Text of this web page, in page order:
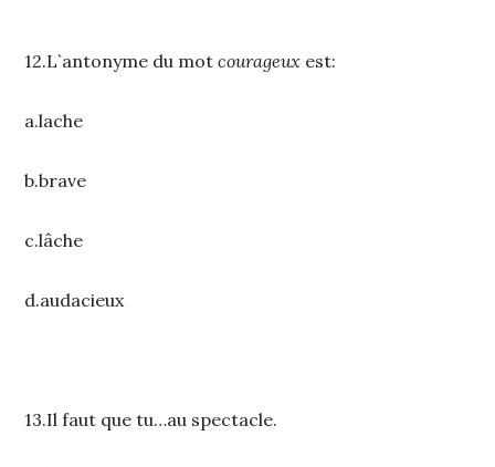
12.L`antonyme du motcourageux est:
a.lache
b.brave
c.lâche
d.audacieux
13.Il faut que tu…au spectacle.